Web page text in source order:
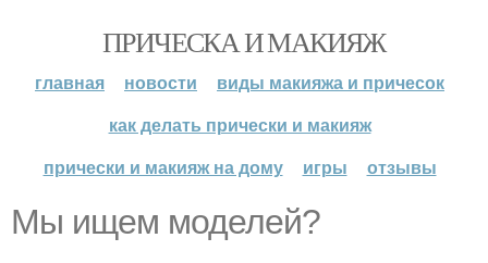
ПРИЧЕСКА И МАКИЯЖ
главная новости
виды макияжа и причесок
как делать прически и макияж
прически и макияж на дому
игры отзывы
Мы ищем моделей?